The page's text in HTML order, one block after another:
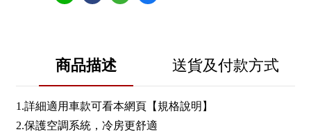
商品描述 送貨及付款方式
1.詳細適用車款可看本網頁【規格說明】
2.保護空調系統，冷房更舒適